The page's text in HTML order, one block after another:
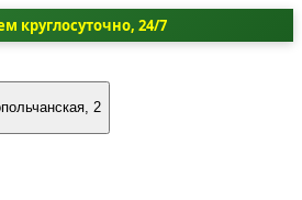
круглосуточно, 24/7
2